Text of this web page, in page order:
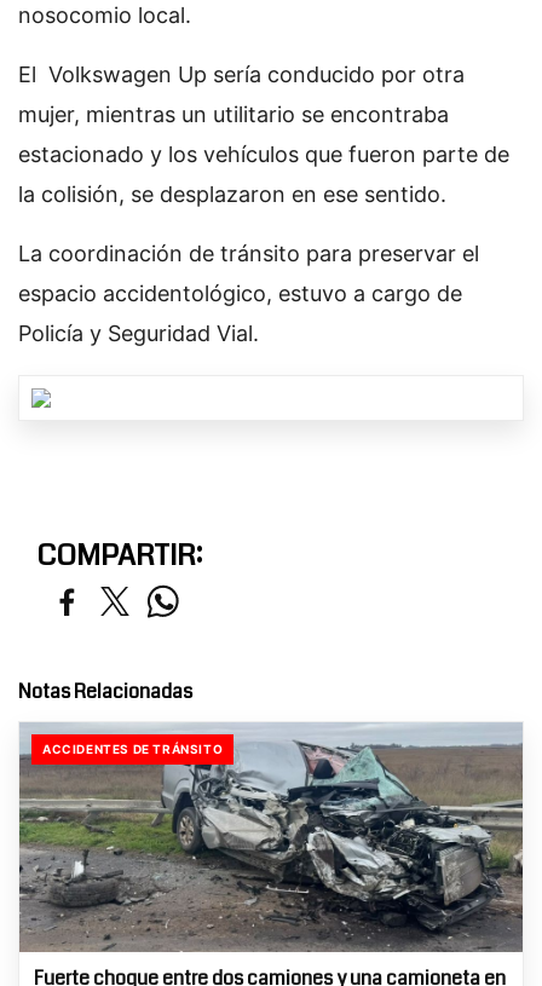
nosocomio local.
El Volkswagen Up sería conducido por otra
mujer, mientras un utilitario se encontraba
estacionado y los vehículos que fueron parte de
la colisión, se desplazaron en ese sentido.
La coordinación de tránsito para preservar el
espacio accidentológico, estuvo a cargo de
Policía y Seguridad Vial.
COMPARTIR:
Notas Relacionadas
ACCIDENTES DE TRÁNSITO
Fuerte choque entre dos camiones y una camioneta en